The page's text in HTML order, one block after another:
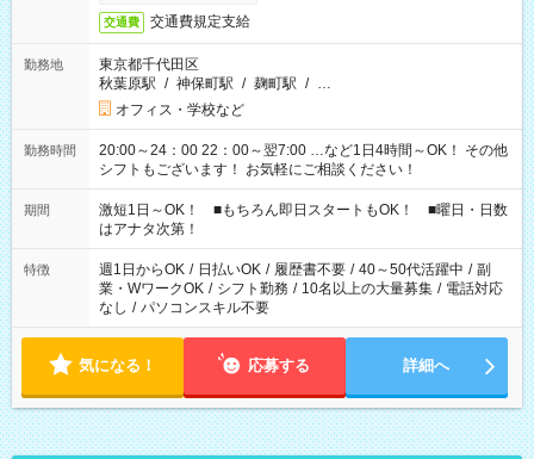
交通費 交通費規定支給
勤務地
東京都千代田区
秋葉原駅 / 神保町駅 / 麹町駅 / …
オフィス・学校など
勤務時間
20:00～24：00 22：00～翌7:00 …など1日4時間～OK！ その他
シフトもございます！ お気軽にご相談ください！
期間
激短1日～OK！ ■もちろん即日スタートもOK！ ■曜日・日数
はアナタ次第！
特徴 週1日からOK / 日払いOK / 履歴書不要 / 40～50代活躍中 / 副
業・WワークOK / シフト勤務 / 10名以上の大量募集 / 電話対応
なし / パソコンスキル不要
気になる！ 応募する 詳細へ